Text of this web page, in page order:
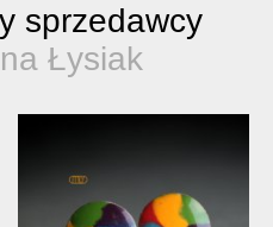
sprzedawcy
Łysiak